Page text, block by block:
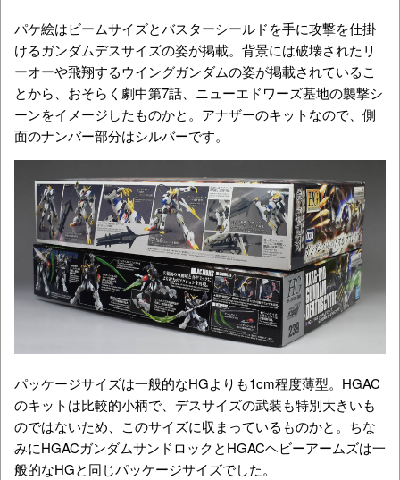
パケ絵はビームサイズとバスターシールドを手に攻撃を仕掛
けるガンダムデスサイズの姿が掲載。背景には破壊されたリ
ーオーや飛翔するウイングガンダムの姿が掲載されているこ
とから、おそらく劇中第7話、ニューエドワーズ基地の襲撃シ
ーンをイメージしたものかと。アナザーのキットなので、側
面のナンバー部分はシルバーです。
パッケージサイズは一般的なHGよりも1cm程度薄型。HGAC
のキットは比較的小柄で、デスサイズの武装も特別大きいも
のではないため、このサイズに収まっているものかと。ちな
みにHGACガンダムサンドロックとHGACヘビーアームズは一
般的なHGと同じパッケージサイズでした。